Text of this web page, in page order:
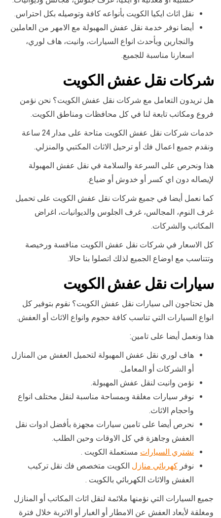
نقل اثاث ايكيا الكويت بأنواعه كافة وتوصيله بكل احتراس.
أيضا نوفر خدمة نقل عفش المهبولة مع الامهر من العاملين
والنجارين وبأحدث انواع السيارات، وانيت، هاف لوري،
اسعارنا مناسبة للجميع.
شركات نقل عفش الكويت
هل تريدون التعامل مع شركات نقل عفش الكويت؟ نحن نؤمن
فروع ومكاتب تابعة لنا في كل محافظات ومناطق الكويت.
خدمات شركات نقل عفش الكويت متاحة على مدار 24 ساعة
ونقدم جميع اعمال فك أو ترحيل الاثاث المكتبي والمنزلي.
هذا ونحرص على السرعة والسلامة في نقل عفش المهبولة
لإيصاله دون اي كسر أو خدوش أو ضياع.
كما نعمل أيضا في جميع شركات نقل عفش الكويت على تحميل
غرف النوم، المجالس، غرف الجلوس والديوانيات، اغراض
المكاتب والشركات.
كل الاسعار في شركات نقل عفش الكويت منافسة ورخيصة
وتتناسب مع اوضاع الجميع لذلك اتصلوا بنا حالا.
سيارات نقل عفش الكويت
هل تحتاجون الى سيارات نقل عفش الكويت؟ نقوم بتوفير كل
انواع السيارات التي تناسب كافة حجوم وانواع الاثاث أو العفش.
هذا ونعمل أيضا على تامين:
هاف لوري نقل عفش المهبولة لتحميل العفش من المنازل
أو الشركات أو المعامل.
نؤمن وانيت لنقل عفش المهبولة.
نوفر سيارات مغلقة وبمساحة مناسبة لنقل مختلف انواع
واحجام الاثاث.
نحرص أيضا على تامين سيارات مجهزة بأفضل ادوات نقل
العفش وجاهزة في كل الاوقات وحين الطلب.
نشتري السيارات مستعملة الكويت .
نوفر كهربائي منازل الكويت متخصص فك نقل تركيب
العفش والاثاث الكهربائي بالكويت .
جميع السيارات التي نؤمنها ملائمة لنقل اثاث المكاتب أو المنازل
ومغلقة لأبعاد العفش عن الامطار أو الغبار أو الاتربة خلال فترة